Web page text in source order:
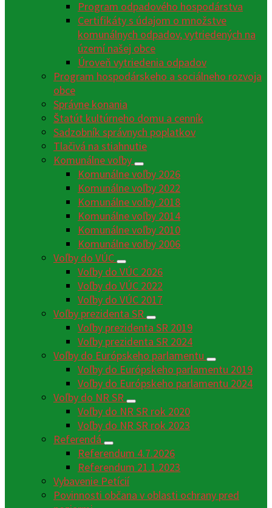
Program odpadového hospodárstva
Certifikáty s údajom o množstve
komunálnych odpadov, vytriedených na
území našej obce
Úroveň vytriedenia odpadov
Program hospodárskeho a sociálneho rozvoja
obce
Správne konania
Štatút kultúrneho domu a cenník
Sadzobník správnych poplatkov
Tlačivá na stiahnutie
Komunálne voľby
Komunálne voľby 2026
Komunálne voľby 2022
Komunálne voľby 2018
Komunálne voľby 2014
Komunálne voľby 2010
Komunálne voľby 2006
Voľby do VÚC
Voľby do VÚC 2026
Voľby do VÚC 2022
Voľby do VÚC 2017
Voľby prezidenta SR
Voľby prezidenta SR 2019
Voľby prezidenta SR 2024
Voľby do Európskeho parlamentu
Voľby do Európskeho parlamentu 2019
Voľby do Európskeho parlamentu 2024
Voľby do NR SR
Voľby do NR SR rok 2020
Voľby do NR SR rok 2023
Referendá
Referendum 4.7.2026
Referendum 21.1.2023
Vybavenie Petícií
Povinnosti občana v oblasti ochrany pred